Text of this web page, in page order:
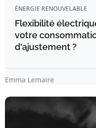
ÉNERGIE RENOUVELABLE
Flexibilité
votre
d'ajustement ?
Emma Lemaire